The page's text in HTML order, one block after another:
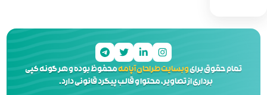
محفوظ بوده و هر گونه کپی
و قالب پیگرد قانونی دارد.